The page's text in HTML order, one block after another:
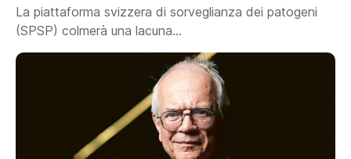
La piattaforma svizzera di sorveglianza dei patogeni
(SPSP) colmerà una lacuna...